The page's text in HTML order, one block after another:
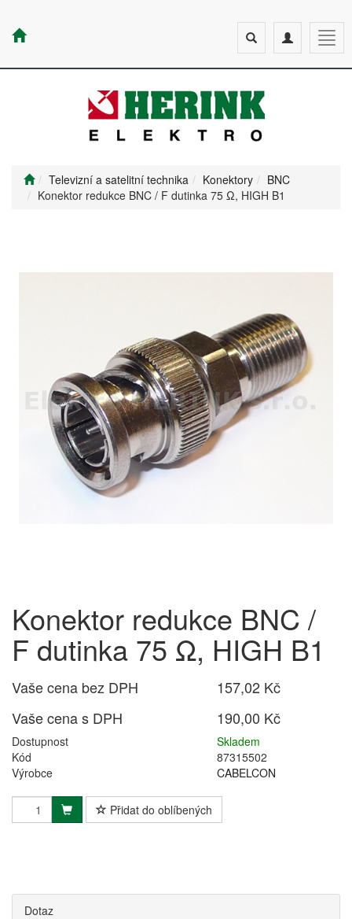
Toggle
navigation
Toggle
search
Televizní a satelitní technika Konektory
BNC
Konektor redukce BNC / F dutinka 75 Ω, HIGH B1
Konektor redukce BNC /
F dutinka 75 Ω, HIGH B1
Vaše cena bez DPH
157,02 Kč
Vaše cena s DPH
190,00 Kč
Dostupnost
Skladem
Kód
87315502
Výrobce
CABELCON
Přidat do oblíbených
Dotaz